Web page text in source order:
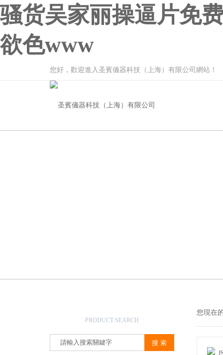
骚货吴家丽操逼片免
欲色www
您好，歡迎進入圣賓儀器科技（上海）有限公司網站！
PRODUCT SEARCH
您現在